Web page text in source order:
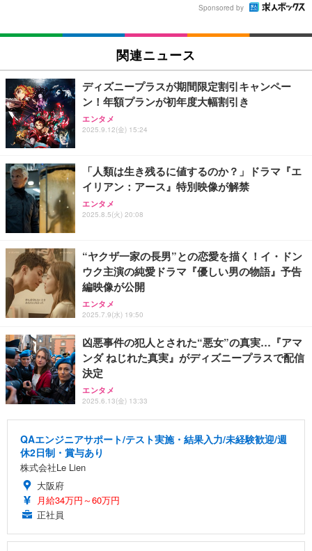
Sponsored by
関連ニュース
ディズニープラスが期間限定割引キャンペー
ン！年額プランが初年度大幅割引き
エンタメ
2025.9.12(金) 15:24
「人類は生き残るに値するのか？」ドラマ『エ
イリアン：アース』特別映像が解禁
エンタメ
2025.8.5(火) 20:08
“ヤクザ一家の長男”との恋愛を描く！イ・ドン
ウク主演の純愛ドラマ『優しい男の物語』予告
編映像が公開
エンタメ
2025.7.9(水) 19:50
凶悪事件の犯人とされた“悪女”の真実…『アマ
ンダ ねじれた真実』がディズニープラスで配信
決定
エンタメ
2025.6.13(金) 13:33
QAエンジニアサポート/テスト実施・結果入力/未経験歓迎/週
休2日制・賞与あり
株式会社Le Lien
大阪府
月給34万円～60万円
正社員